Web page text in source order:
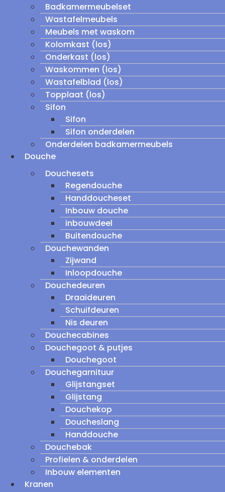
Badkamermeubelset
Wastafelmeubels
Meubels met waskom
Kolomkast (los)
Onderkast (los)
Waskommen (los)
Wastafelblad (los)
Topplaat (los)
Sifon
Sifon
Sifon onderdelen
Onderdelen badkamermeubels
Douche
Douchesets
Regendouche
Handdoucheset
Inbouw douche
inbouwdeel
Buitendouche
Douchewanden
Zijwand
Inloopdouche
Douchedeuren
Draaideuren
Schuifdeuren
Nis deuren
Douchecabines
Douchegoot & putjes
Douchegoot
Douchegarnituur
Glijstangset
Glijstang
Douchekop
Doucheslang
Handdouche
Douchebak
Profielen & onderdelen
Inbouw elementen
Kranen